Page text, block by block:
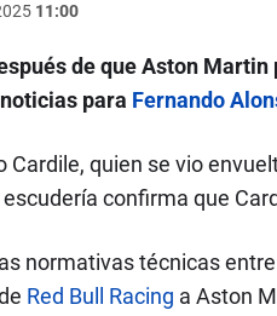
11:00
de que Aston
para Fernando
Cardile, quien se vio
escudería confirma que
normativas técnicas
Red Bull Racing a Aston